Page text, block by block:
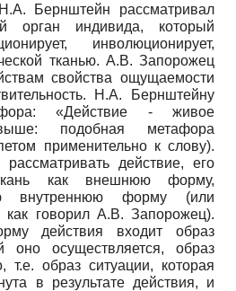
Бернштейн рассматривал
орган индивида, который
инволюционирует,
тканью. А.В. Запорожец
свойства ощущаемости
Н.А. Бернштейну
«Действие - живое
подобная метафора
применительно к слову).
действие, его
как внешнюю форму,
форму (или
как говорил А.В. Запорожец).
действия входит образ
оно осуществляется, образ
т.е. образ ситуации, которая
в результате действия, и